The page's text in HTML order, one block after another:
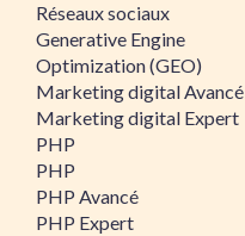
Réseaux sociaux
Generative Engine
Optimization (GEO)
Marketing digital Avancé
Marketing digital Expert
PHP
PHP
PHP Avancé
PHP Expert